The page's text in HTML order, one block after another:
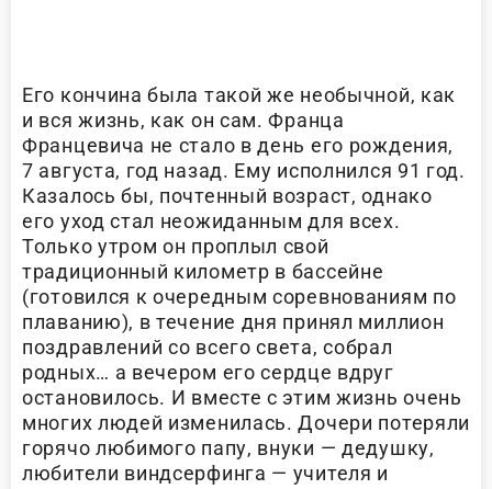
Его кончина была такой же необычной, как
и вся жизнь, как он сам. Франца
Францевича не стало в день его рождения,
7 августа, год назад. Ему исполнился 91 год.
Казалось бы, почтенный возраст, однако
его уход стал неожиданным для всех.
Только утром он проплыл свой
традиционный километр в бассейне
(готовился к очередным соревнованиям по
плаванию), в течение дня принял миллион
поздравлений со всего света, собрал
родных… а вечером его сердце вдруг
остановилось. И вместе с этим жизнь очень
многих людей изменилась. Дочери потеряли
горячо любимого папу, внуки — дедушку,
любители виндсерфинга — учителя и